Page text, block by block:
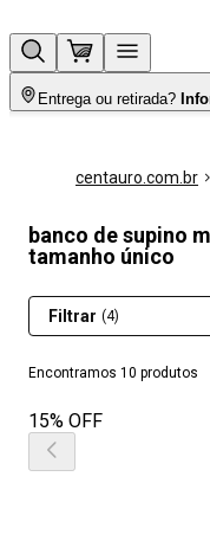
Entrega ou retirada?
centauro.com.br
banco de supino
tamanho único
Encontramos 10 produtos
Filtrar (4)
15% OFF